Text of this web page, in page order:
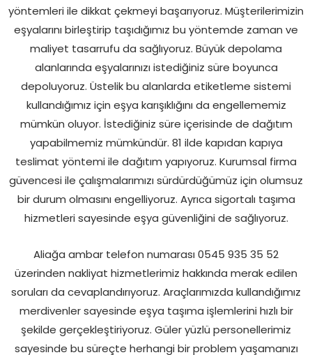
yöntemleri ile dikkat çekmeyi başarıyoruz. Müşterilerimizin
eşyalarını birleştirip taşıdığımız bu yöntemde zaman ve
maliyet tasarrufu da sağlıyoruz. Büyük depolama
alanlarında eşyalarınızı istediğiniz süre boyunca
depoluyoruz. Üstelik bu alanlarda etiketleme sistemi
kullandığımız için eşya karışıklığını da engellememiz
mümkün oluyor. İstediğiniz süre içerisinde de dağıtım
yapabilmemiz mümkündür. 81 ilde kapıdan kapıya
teslimat yöntemi ile dağıtım yapıyoruz. Kurumsal firma
güvencesi ile çalışmalarımızı sürdürdüğümüz için olumsuz
bir durum olmasını engelliyoruz. Ayrıca sigortalı taşıma
hizmetleri sayesinde eşya güvenliğini de sağlıyoruz.
Aliağa ambar telefon numarası 0545 935 35 52
üzerinden nakliyat hizmetlerimiz hakkında merak edilen
soruları da cevaplandırıyoruz. Araçlarımızda kullandığımız
merdivenler sayesinde eşya taşıma işlemlerini hızlı bir
şekilde gerçekleştiriyoruz. Güler yüzlü personellerimiz
sayesinde bu süreçte herhangi bir problem yaşamanızı